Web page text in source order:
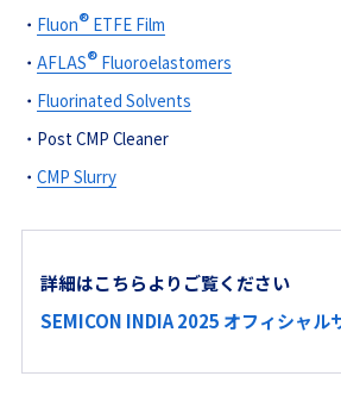
・ Fluon®ETFE Film
・ AFLAS®Fluoroelastomers
・ Fluorinated Solvents
・ Post CMP Cleaner
・ CMP Slurry
詳細はこちらよりご覧ください
SEMICON INDIA 2025 オフィシャル